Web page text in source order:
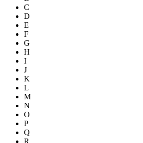
C
D
E
F
G
H
I
J
K
L
M
N
O
P
Q
R